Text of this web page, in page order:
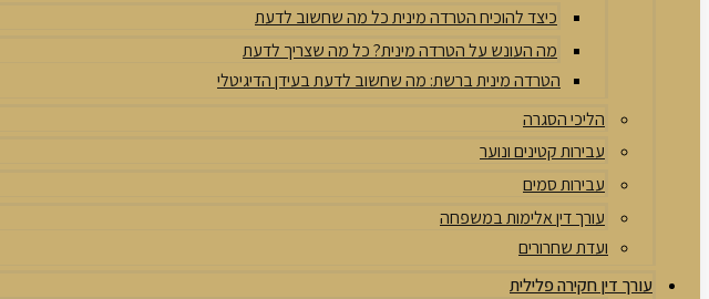
כיצד להוכיח הטרדה מינית כל מה שחשוב לדעת
מה העונש על הטרדה מינית? כל מה שצריך לדעת
הטרדה מינית ברשת: מה שחשוב לדעת בעידן הדיגיטלי
הליכי הסגרה
עבירות קטינים ונוער
עבירות סמים
עורך דין אלימות במשפחה
ועדת שחרורים
עורך דין חקירה פלילית